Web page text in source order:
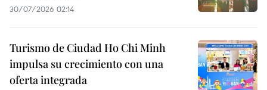
30/07/2026 02:14
Turismo de Ciudad Ho Chi Minh
impulsa su crecimiento con una
oferta integrada